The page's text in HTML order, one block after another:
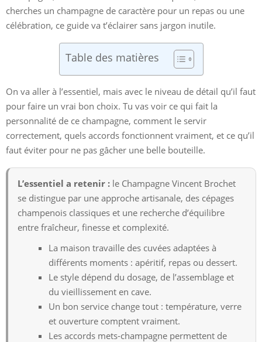
cherches un champagne de caractère pour un repas ou une
célébration, ce guide va t’éclairer sans jargon inutile.
Table des matières
On va aller à l’essentiel, mais avec le niveau de détail qu’il faut
pour faire un vrai bon choix. Tu vas voir ce qui fait la
personnalité de ce champagne, comment le servir
correctement, quels accords fonctionnent vraiment, et ce qu’il
faut éviter pour ne pas gâcher une belle bouteille.
L’essentiel a retenir : le Champagne Vincent Brochet
se distingue par une approche artisanale, des cépages
champenois classiques et une recherche d’équilibre
entre fraîcheur, finesse et complexité.
La maison travaille des cuvées adaptées à
différents moments : apéritif, repas ou dessert.
Le style dépend du dosage, de l’assemblage et
du vieillissement en cave.
Un bon service change tout : température, verre
et ouverture comptent vraiment.
Les accords mets-champagne permettent de